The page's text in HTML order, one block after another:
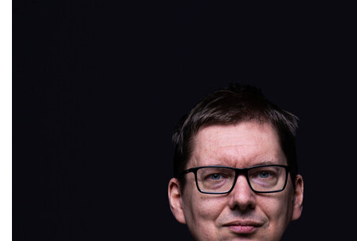

Fizetés banki átutalással